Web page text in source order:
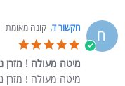
ח חקשור ד. קונה מאומת
מיטה מעולה ! מזרן
Review by חקשור ד. on 18 Mar 2025
review stating מיטה מעולה ! מזרן נוח
מיטה מעולה ! מזרן